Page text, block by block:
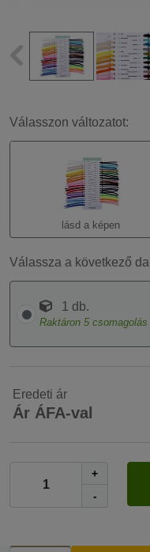
Válasszon változatot:
lásd a képen
Válassza a következő
1 db.
Raktáron 5 csomagolás
Eredeti ár
Ár ÁFA-val
+
-